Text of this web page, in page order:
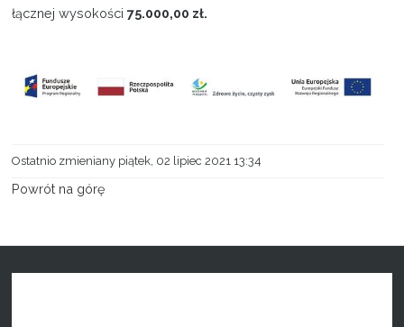
łącznej wysokości75.000,00 zł.
Ostatnio zmieniany piątek, 02 lipiec 2021 13:34
Powrót na górę